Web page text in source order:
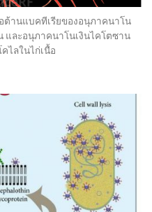
ต้านแบคทีเรียของอนุภาคนาโน
และอนุภาคนาโนเงินไคโตซาน
ไลในไก่เนื้อ